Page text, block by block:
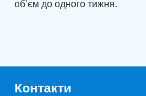
об’єм до одного тижня.
Контакти